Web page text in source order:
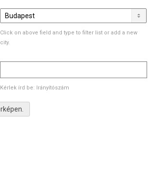
Click on above field and type to filter list or add a new
city.
Kérlek írd be: Irányítószám